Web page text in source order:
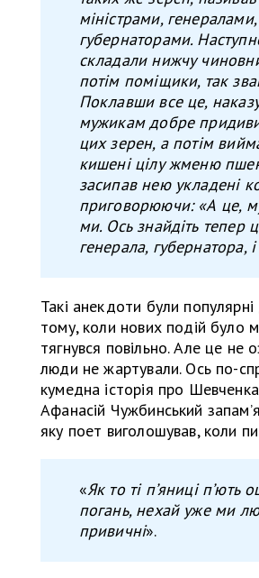
міністрами, генералами,
губернаторами.
складали нижчу
потім поміщики, так
Поклавши все це,
мужикам добре
цих зерен, а потім
кишені цілу жменю
засипав нею укладені
приговорюючи: «А це,
ми. Ось знайдіть тепер
генерала, губернатора,
Такі анекдоти були популярні
тому, коли нових подій було
тягнувся повільно. Але це не
люди не жартували. Ось по-
кумедна історія про
Афанасій Чужбинський
яку поет виголошував, коли
«Як то ті п’яниці п’ють
погань, нехай уже ми
привичні».